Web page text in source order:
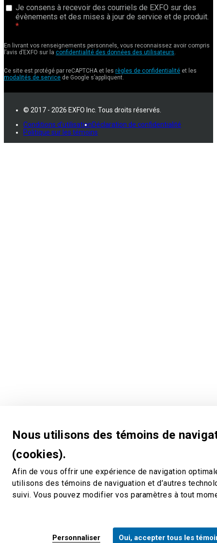
Nous utilisons des témoins de
(cookies).
Afin de vous offrir une expérience de navigation
utilisons des témoins de naviguation et d’autres
suivi. Vous pouvez modifier vos paramètres à tout
Oui, accepter tous les
Personnaliser
Je consens à recevoir des courriels de EXFO sur des
évènements et des mises à jour de service et de produit.
En livrant vos renseignements personnels, vous reconnaissez avoir compris
l’avis d’EXFO sur la confidentialité des données des utilisateurs
Ce site est protégé par reCAPTCHA et les règles de confidentialité et les
modalités de service de Google s’appliquent.
© 2017 - 2026 EXFO Inc. Tous droits réservés.
Conditions d'utilisationDéclaration de confidentialité
Politique sur les témoins